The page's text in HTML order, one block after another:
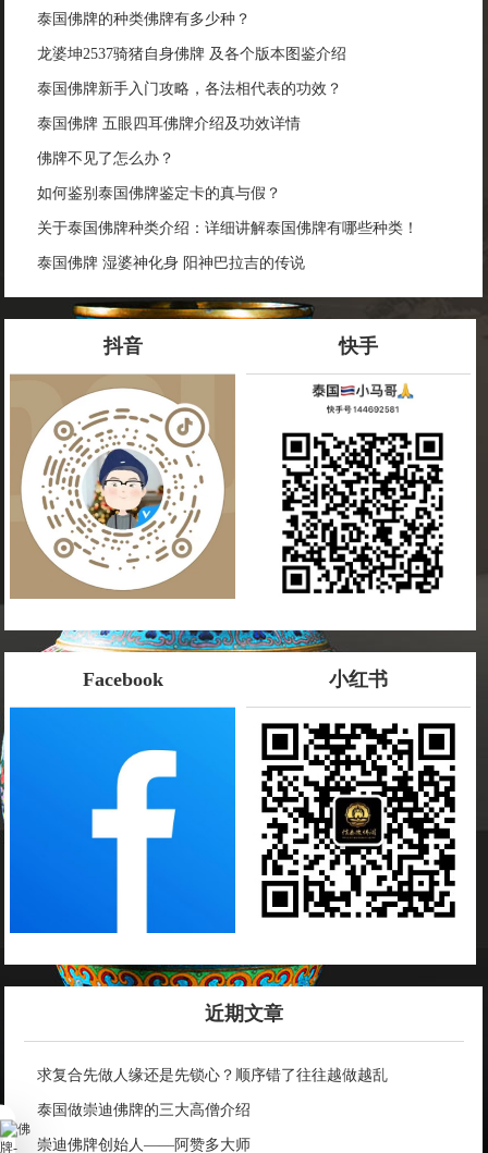
泰国佛牌的种类佛牌有多少种？
龙婆坤2537骑猪自身佛牌 及各个版本图鉴介绍
泰国佛牌新手入门攻略，各法相代表的功效？
泰国佛牌 五眼四耳佛牌介绍及功效详情
佛牌不见了怎么办？
如何鉴别泰国佛牌鉴定卡的真与假？
关于泰国佛牌种类介绍：详细讲解泰国佛牌有哪些种类！
泰国佛牌 湿婆神化身 阳神巴拉吉的传说
抖音 快手
Facebook 小红书
近期文章
求复合先做人缘还是先锁心？顺序错了往往越做越乱
泰国做崇迪佛牌的三大高僧介绍
崇迪佛牌创始人——阿赞多大师